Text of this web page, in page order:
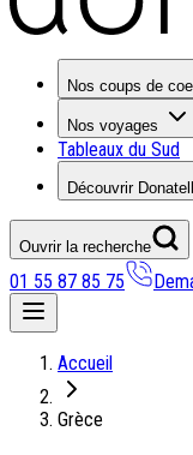
Nos coups de
Nos voyages
Tableaux du Sud
Découvrir
Ouvrir la recherche
01 55 87 85 75
Nos coups de
On adore
Accueil
Grèce